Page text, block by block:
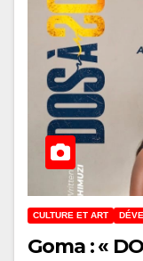
CULTURE ET ART
Goma : «